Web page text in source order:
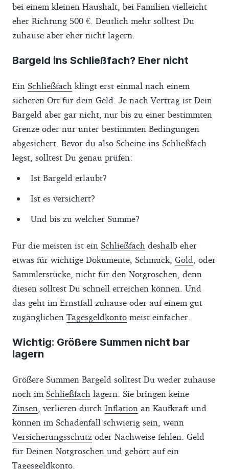
bei einem kleinen Haushalt, bei Familien vielleicht
eher Richtung 500 €. Deutlich mehr solltest Du
zuhause aber eher nicht lagern.
Bargeld ins Schließfach? Eher nicht
Ein Schließfach klingt erst einmal nach einem
sicheren Ort für dein Geld. Je nach Vertrag ist Dein
Bargeld aber gar nicht, nur bis zu einer bestimmten
Grenze oder nur unter bestimmten Bedingungen
abgesichert. Bevor du also Scheine ins Schließfach
legst, solltest Du genau prüfen:
Ist Bargeld erlaubt?
Ist es versichert?
Und bis zu welcher Summe?
Für die meisten ist ein Schließfach deshalb eher
etwas für wichtige Dokumente, Schmuck, Gold , oder
Sammlerstücke, nicht für den Notgroschen, denn
diesen solltest Du schnell erreichen können. Und
das geht im Ernstfall zuhause oder auf einem gut
zugänglichen Tagesgeldkonto meist einfacher.
Wichtig: Größere Summen nicht bar
lagern
Größere Summen Bargeld solltest Du weder zuhause
noch im Schließfach lagern. Sie bringen keine
Zinsen , verlieren durch Inflation an Kaufkraft und
können im Schadenfall schwierig sein, wenn
Versicherungsschutz oder Nachweise fehlen. Geld
für Deinen Notgroschen und gehört auf ein
Tagesgeldkonto